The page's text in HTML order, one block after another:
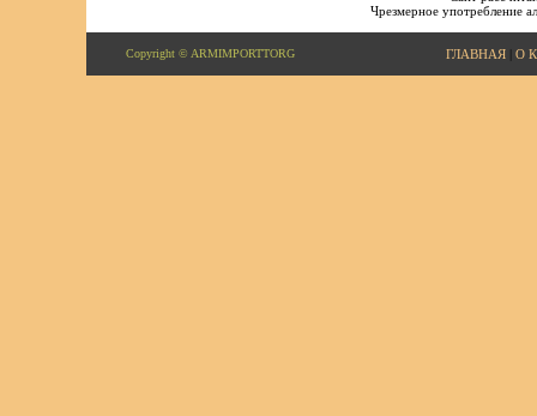
Чрезмерное употребление
Copyright © ARMIMPORTTORG ГЛАВНАЯ| О